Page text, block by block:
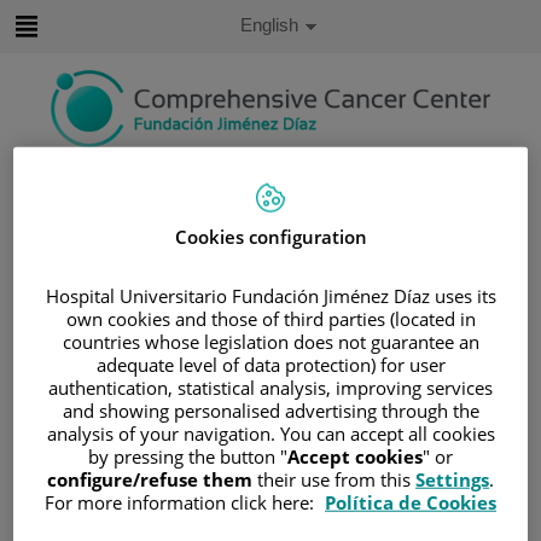
content
Language
Active
English
/UNDERSTANDING CANCER
/PATIENT INFORMATION AND SUPPORT
FUNCTIONAL AREAS
/HEMATOLOGIC MALIGNANCIES
/MIELOMA MÚLTIPLE/INTRODUCCIÓN
Introducción
Cookies configuration
Hospital Universitario Fundación Jiménez Díaz uses its
own cookies and those of third parties (located in
countries whose legislation does not guarantee an
adequate level of data protection) for user
authentication, statistical analysis, improving services
and showing personalised advertising through the
analysis of your navigation. You can accept all cookies
by pressing the button "Accept cookies" or
configure/refuse them their use from this Settings.
For more information click here: Política de Cookies